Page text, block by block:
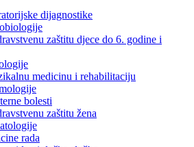
dijagnostike
zaštitu djece do 6. godine i
medicinu i rehabilitaciju
bolesti
zaštitu žena
rada